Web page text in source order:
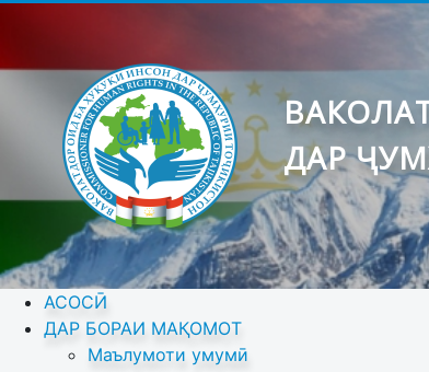
ДАР
АСОСӢ
ДАР БОРАИ МАҚОМОТ
Маълумоти умумӣ